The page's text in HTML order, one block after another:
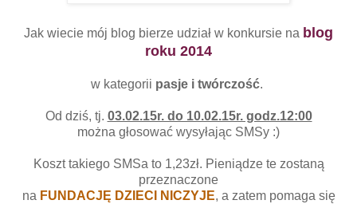
Jak wiecie mój blog bierze udział w konkursie na blog
roku 2014
w kategorii pasje i twórczość.
Od dziś, tj. 03.02.15r. do 10.02.15r. godz.12:00
można głosować wysyłając SMSy :)
Koszt takiego SMSa to 1,23zł. Pieniądze te zostaną
przeznaczone
na FUNDACJĘ DZIECI NICZYJE, a zatem pomaga się